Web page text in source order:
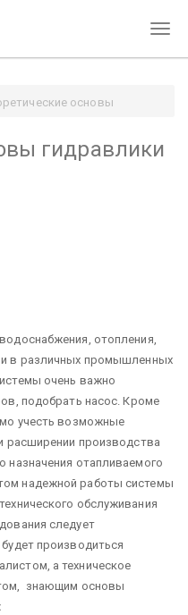
основы
гидравлики
отопления,
в различных промышленных
очень важно
подобрать насос. Кроме
учесть возможные
расширении производства
назначения отапливаемого
надежной работы системы
обслуживания
следует
производиться
а техническое
знающим основы